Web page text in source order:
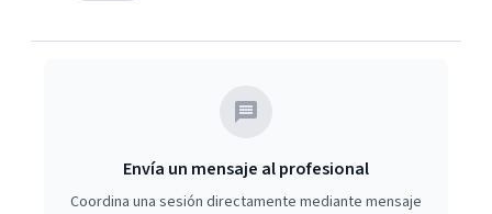
Envía un mensaje al profesional
Coordina una sesión directamente mediante mensaje